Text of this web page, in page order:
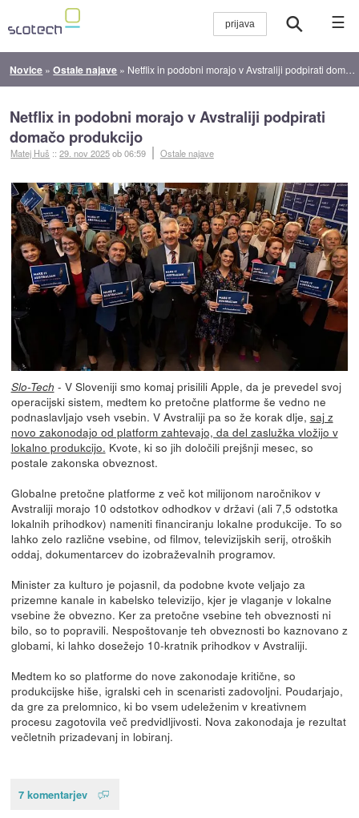
☰
Novice »Ostale najave » Netflix in podobni morajo v Avstraliji podpirati domačo produkcijo
Netflix in podobni morajo v Avstraliji podpirati
domačo produkcijo
Matej Huš ::29. nov 2025ob 06:59 Ostale najave
Slo-Tech - V Sloveniji smo komaj prisilili Apple, da je prevedel svoj
operacijski sistem, medtem ko pretočne platforme še vedno ne
podnaslavljajo vseh vsebin. V Avstraliji pa so že korak dlje, saj z
novo zakonodajo od platform zahtevajo, da del zaslužka vložijo v
lokalno produkcijo. Kvote, ki so jih določili prejšnji mesec, so
postale zakonska obveznost.
Globalne pretočne platforme z več kot milijonom naročnikov v
Avstraliji morajo 10 odstotkov odhodkov v državi (ali 7,5 odstotka
lokalnih prihodkov) nameniti financiranju lokalne produkcije. To so
lahko zelo različne vsebine, od filmov, televizijskih serij, otroških
oddaj, dokumentarcev do izobraževalnih programov.
Minister za kulturo je pojasnil, da podobne kvote veljajo za
prizemne kanale in kabelsko televizijo, kjer je vlaganje v lokalne
vsebine že obvezno. Ker za pretočne vsebine teh obveznosti ni
bilo, so to popravili. Nespoštovanje teh obveznosti bo kaznovano z
globami, ki lahko dosežejo 10-kratnik prihodkov v Avstraliji.
Medtem ko so platforme do nove zakonodaje kritične, so
produkcijske hiše, igralski ceh in scenaristi zadovoljni. Poudarjajo,
da gre za prelomnico, ki bo vsem udeleženim v kreativnem
procesu zagotovila več predvidljivosti. Nova zakonodaja je rezultat
večletnih prizadevanj in lobiranj.
7 komentarjev